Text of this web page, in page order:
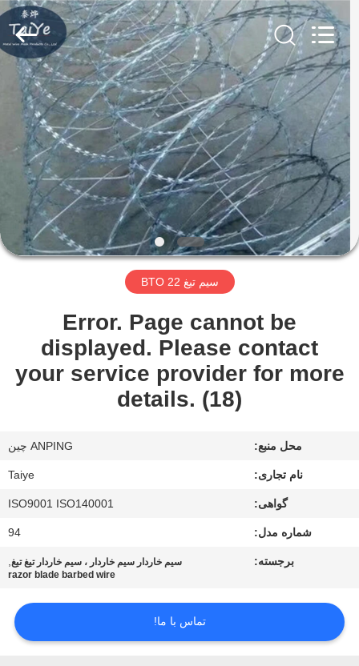
صفحه
اصلی
محصولات
درباره
ما
کارخانه
کنترل
بگیرید
درخواست
Wire
Mesh
Products
Co.,Ltd.
Rights
Reserved.
سیم تیغ BTO 22
Error. Page cannot be
displayed. Please contact
your service provider for more
details. (18)
محل منبع: ANPING چین
نام تجاری: Taiye
گواهی: ISO9001 ISO140001
شماره مدل: 94
برجسته: سیم خاردار سیم خاردار ، سیم خاردار تیغ تیغ,
razor blade barbed wire
تماس با ما!